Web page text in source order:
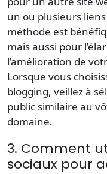
un ou plusieurs
méthode est
mais aussi pour
l’amélioration de
Lorsque vous
blogging, veillez à
public similaire au
domaine.
3. Comment
sociaux pour